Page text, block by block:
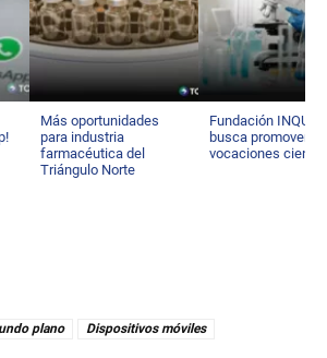
Más oportunidades
para industria
farmacéutica del
Triángulo Norte
Fundación
busca promover
vocaciones
plano
Dispositivos móviles